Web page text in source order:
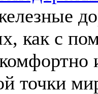
как с
точки